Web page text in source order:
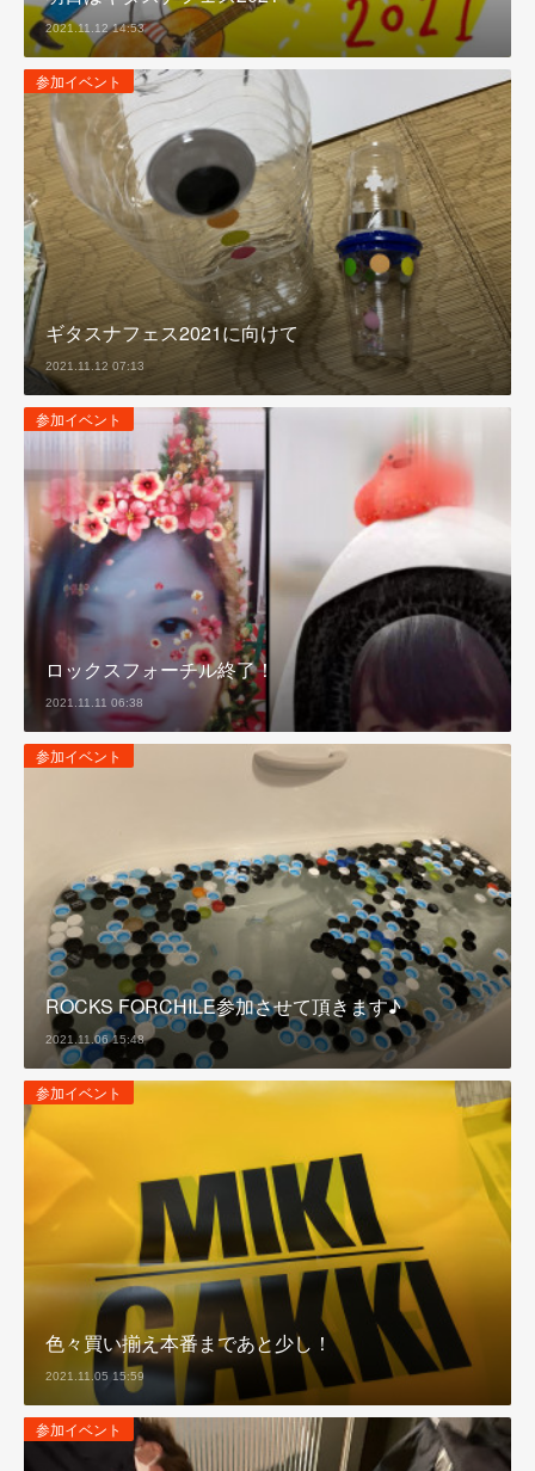
2021.11.12 14:53
参加イベント
ギタスナフェス2021に向けて
2021.11.12 07:13
参加イベント
ロックスフォーチル終了！
2021.11.11 06:38
参加イベント
ROCKS FORCHILE参加させて頂きます♪
2021.11.06 15:48
参加イベント
色々買い揃え本番まであと少し！
2021.11.05 15:59
参加イベント